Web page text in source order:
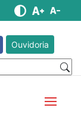
Ouvidoria